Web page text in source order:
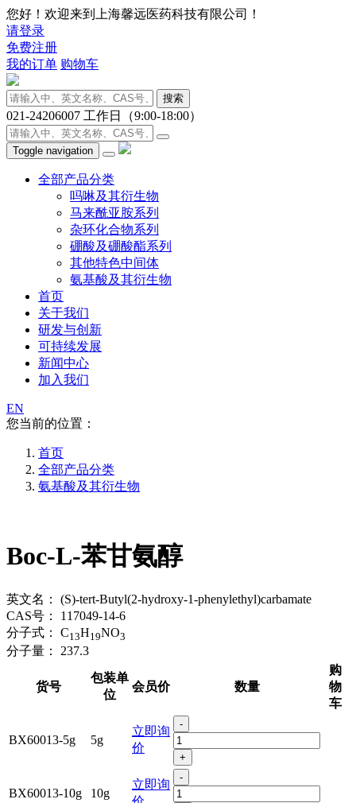
您好！欢迎来到上海馨远医药科技有限公司！
请登录
免费注册
我的订单 购物车
搜索
021-24206007 工作日（9:00-18:00）
Toggle navigation
全部产品分类
吗啉及其衍生物
马来酰亚胺系列
杂环化合物系列
硼酸及硼酸酯系列
其他特色中间体
氨基酸及其衍生物
首页
关于我们
研发与创新
可持续发展
新闻中心
加入我们
EN
您当前的位置：
首页
全部产品分类
氨基酸及其衍生物
Boc-L-苯甘氨醇
英文名：
(S)-tert-Butyl(2-hydroxy-1-phenylethyl)carbamate
CAS号：
117049-14-6
分子式：
C13H19NO3
分子量： 237.3
货号
包装单
位
会员价 数量
购
物
车
BX60013-5g 5g
立即询
价
-
+
BX60013-10g 10g
立即询
-